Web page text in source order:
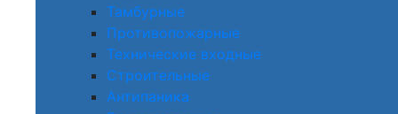
Тамбурные
Противопожарные
Технические входные
Строительные
Антипаника